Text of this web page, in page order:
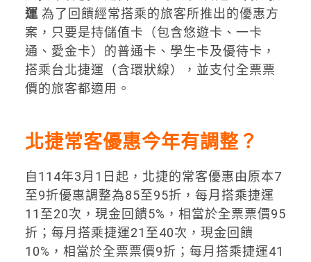
運 為了回饋經常搭乘的旅客所推出的優惠方
案，只要是​​持儲值卡（包含悠遊卡、一卡
通、愛金卡）的普通卡、學生卡及優待卡，
搭乘台北捷運（含環狀線），並支付全票票
價的旅客都適用。
北捷常客優惠今年有調整？
自114年3月1日起，北捷的常客優惠由原本7
至9折優惠調整為85至95折，每月搭乘捷運
11至20次，現金回饋5%，相當於全票票價95
折；每月搭乘捷運21至40次，現金回饋
10%，相當於全票票價9折；每月搭乘捷運41